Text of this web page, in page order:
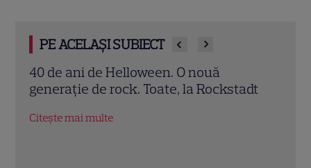
PE ACELAȘI SUBIECT
3 metode să obții un zâmbet de vedetă
Citește mai multe